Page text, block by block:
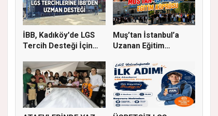
İBB, Kadıköy'de LGS
Tercih Desteği İçin
Muş’tan İstanbul’a
Uzanan Eğitim